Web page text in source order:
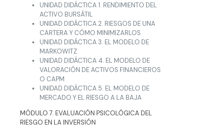
UNIDAD DIDÁCTICA 1. RENDIMIENTO DEL
ACTIVO BURSÁTIL
UNIDAD DIDÁCTICA 2. RIESGOS DE UNA
CARTERA Y CÓMO MINIMIZARLOS
UNIDAD DIDÁCTICA 3. EL MODELO DE
MARKOWITZ
UNIDAD DIDÁCTICA 4. EL MODELO DE
VALORACIÓN DE ACTIVOS FINANCIEROS
O CAPM
UNIDAD DIDÁCTICA 5. EL MODELO DE
MERCADO Y EL RIESGO A LA BAJA
MÓDULO 7. EVALUACIÓN PSICOLÓGICA DEL
RIESGO EN LA INVERSIÓN